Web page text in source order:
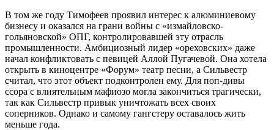
В том же году Тимофеев проявил интерес к алюминиевому
бизнесу и оказался на грани войны с «измайловско-
гольяновской» ОПГ, контролировавшей эту отрасль
промышленности. Амбициозный лидер «ореховских» даже
начал конфликтовать с певицей Аллой Пугачевой. Она хотела
открыть в киноцентре «Форум» театр песни, а Сильвестр
считал, что этот объект подконтролен ему. Для поп-дивы
ссора с влиятельным мафиозо могла закончиться трагически,
так как Сильвестр привык уничтожать всех своих
соперников. Однако и самому гангстеру оставалось жить
меньше года.